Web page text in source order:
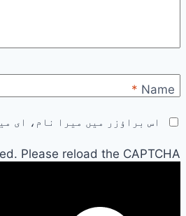
Name
*
اس براؤزر میں میرا نام، ای
Please reload the CAPTCHA.